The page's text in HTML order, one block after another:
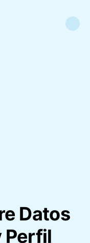
Datos
Perfil